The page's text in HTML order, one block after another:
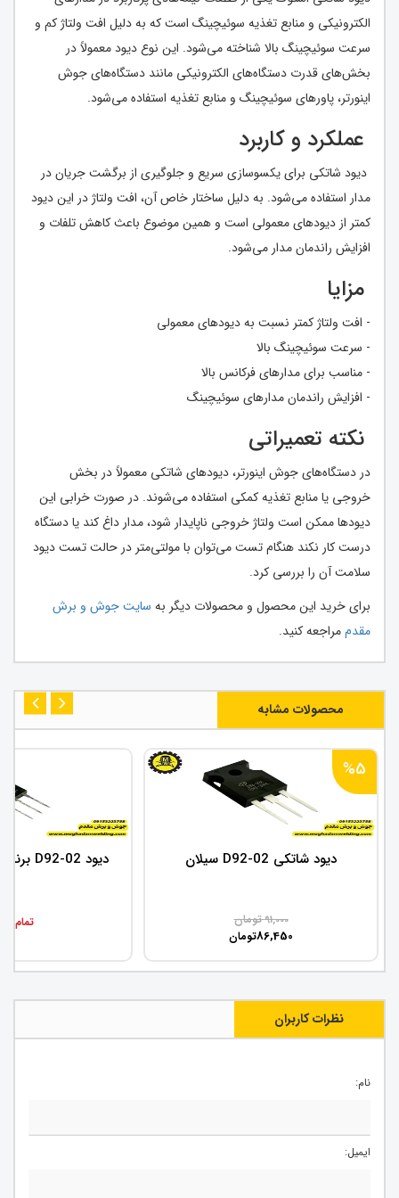
الکترونیکی و منابع تغذیه سوئیچینگ است که به دلیل افت ولتاژ کم و
سرعت سوئیچینگ بالا شناخته می‌شود. این نوع دیود معمولاً در
بخش‌های قدرت دستگاه‌های الکترونیکی مانند دستگاه‌های جوش
اینورتر، پاورهای سوئیچینگ و منابع تغذیه استفاده می‌شود.
عملکرد و کاربرد
دیود شاتکی برای یکسوسازی سریع و جلوگیری از برگشت جریان در
مدار استفاده می‌شود. به دلیل ساختار خاص آن، افت ولتاژ در این دیود
کمتر از دیودهای معمولی است و همین موضوع باعث کاهش تلفات و
افزایش راندمان مدار می‌شود.
مزایا
- افت ولتاژ کمتر نسبت به دیودهای معمولی
- سرعت سوئیچینگ بالا
- مناسب برای مدارهای فرکانس بالا
- افزایش راندمان مدارهای سوئیچینگ
نکته تعمیراتی
در دستگاه‌های جوش اینورتر، دیودهای شاتکی معمولاً در بخش
خروجی یا منابع تغذیه کمکی استفاده می‌شوند. در صورت خرابی این
دیودها ممکن است ولتاژ خروجی ناپایدار شود، مدار داغ کند یا دستگاه
درست کار نکند هنگام تست می‌توان با مولتی‌متر در حالت تست دیود
سلامت آن را بررسی کرد.
برای خرید این محصول و محصولات دیگر به سایت جوش و برش
مقدممراجعه کنید.
محصولات مشابه
%5
دیود شاتکی D92-02 سیلان
91,000تومان
86,450تومان
دیود D92-02 برند فوجی اورجینال
تمام
نظرات کاربران
نام:
ایمیل: